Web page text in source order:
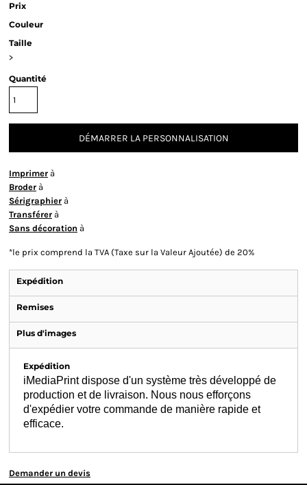
Prix
Couleur
Taille
>
Quantité
DÉMARRER LA PERSONNALISATION
Imprimer à
Broder à
Sérigraphier à
Transférer à
Sans décoration à
*le prix comprend la TVA (Taxe sur la Valeur Ajoutée) de 20%
Expédition
Remises
Plus d'images
Expédition
iMediaPrint dispose d'un système très développé de
production et de livraison. Nous nous efforçons
d'expédier votre commande de manière rapide et
efficace.
Demander un devis